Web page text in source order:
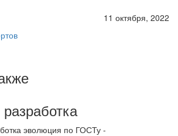
11 октября, 2022
эволюция по ГОСТу -